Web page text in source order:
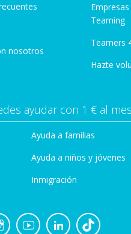
nosotros
Teaming
Teamers
Hazte
ayudar con 1 € al mes
Ayuda a familias
Ayuda a niños y jóvenes
Inmigración